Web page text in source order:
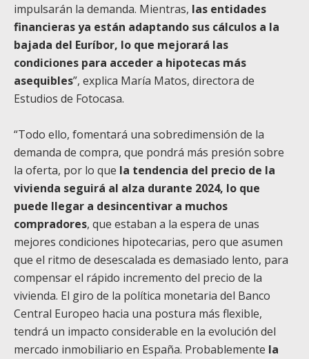
impulsarán la demanda. Mientras, las entidades
financieras ya están adaptando sus cálculos a la
bajada del Euríbor, lo que mejorará las
condiciones para acceder a hipotecas más
asequibles”, explica María Matos, directora de
Estudios de Fotocasa.
“Todo ello, fomentará una sobredimensión de la
demanda de compra, que pondrá más presión sobre
la oferta, por lo que la tendencia del precio de la
vivienda seguirá al alza durante 2024, lo que
puede llegar a desincentivar a muchos
compradores, que estaban a la espera de unas
mejores condiciones hipotecarias, pero que asumen
que el ritmo de desescalada es demasiado lento, para
compensar el rápido incremento del precio de la
vivienda. El giro de la política monetaria del Banco
Central Europeo hacia una postura más flexible,
tendrá un impacto considerable en la evolución del
mercado inmobiliario en España. Probablemente la